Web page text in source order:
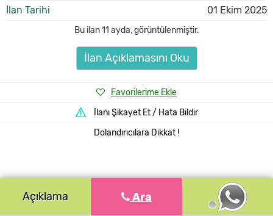
İlan Tarihi
01 Ekim 2025
Bu ilan11 ayda,görüntülenmiştir.
İlan Açıklamasını Oku
Favorilerime Ekle
İlanı Şikayet Et / Hata Bildir
Dolandırıcılara Dikkat !
Açıklama Ara